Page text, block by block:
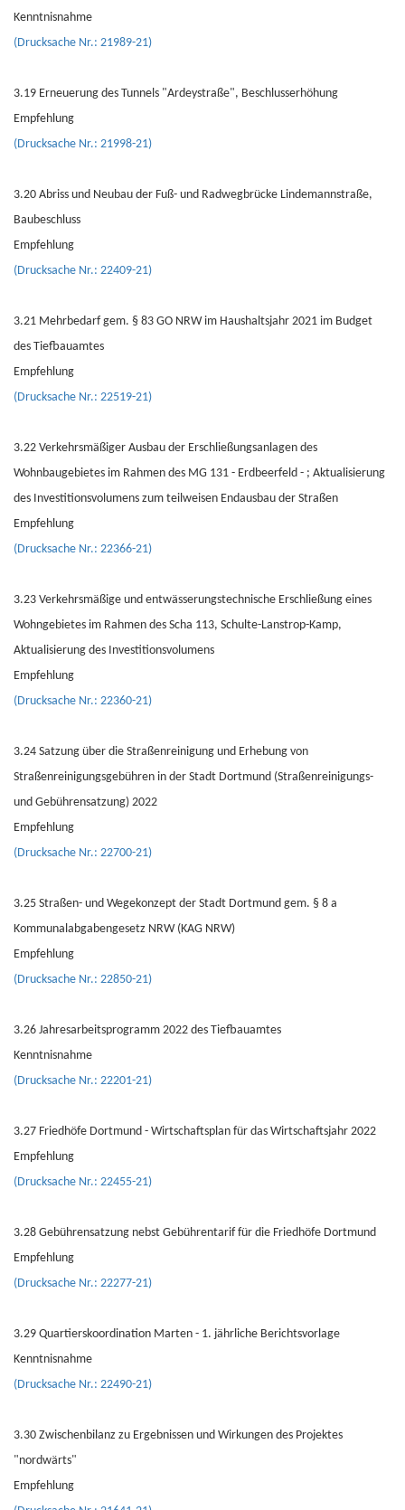
Kenntnisnahme
(Drucksache Nr.: 21989-21)
3.19 Erneuerung des Tunnels "Ardeystraße", Beschlusserhöhung
Empfehlung
(Drucksache Nr.: 21998-21)
3.20 Abriss und Neubau der Fuß- und Radwegbrücke Lindemannstraße,
Baubeschluss
Empfehlung
(Drucksache Nr.: 22409-21)
3.21 Mehrbedarf gem. § 83 GO NRW im Haushaltsjahr 2021 im Budget
des Tiefbauamtes
Empfehlung
(Drucksache Nr.: 22519-21)
3.22 Verkehrsmäßiger Ausbau der Erschließungsanlagen des
Wohnbaugebietes im Rahmen des MG 131 - Erdbeerfeld - ; Aktualisierung
des Investitionsvolumens zum teilweisen Endausbau der Straßen
Empfehlung
(Drucksache Nr.: 22366-21)
3.23 Verkehrsmäßige und entwässerungstechnische Erschließung eines
Wohngebietes im Rahmen des Scha 113, Schulte-Lanstrop-Kamp,
Aktualisierung des Investitionsvolumens
Empfehlung
(Drucksache Nr.: 22360-21)
3.24 Satzung über die Straßenreinigung und Erhebung von
Straßenreinigungsgebühren in der Stadt Dortmund (Straßenreinigungs-
und Gebührensatzung) 2022
Empfehlung
(Drucksache Nr.: 22700-21)
3.25 Straßen- und Wegekonzept der Stadt Dortmund gem. § 8 a
Kommunalabgabengesetz NRW (KAG NRW)
Empfehlung
(Drucksache Nr.: 22850-21)
3.26 Jahresarbeitsprogramm 2022 des Tiefbauamtes
Kenntnisnahme
(Drucksache Nr.: 22201-21)
3.27 Friedhöfe Dortmund - Wirtschaftsplan für das Wirtschaftsjahr 2022
Empfehlung
(Drucksache Nr.: 22455-21)
3.28 Gebührensatzung nebst Gebührentarif für die Friedhöfe Dortmund
Empfehlung
(Drucksache Nr.: 22277-21)
3.29 Quartierskoordination Marten - 1. jährliche Berichtsvorlage
Kenntnisnahme
(Drucksache Nr.: 22490-21)
3.30 Zwischenbilanz zu Ergebnissen und Wirkungen des Projektes
"nordwärts"
Empfehlung